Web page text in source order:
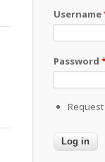
Username
Password